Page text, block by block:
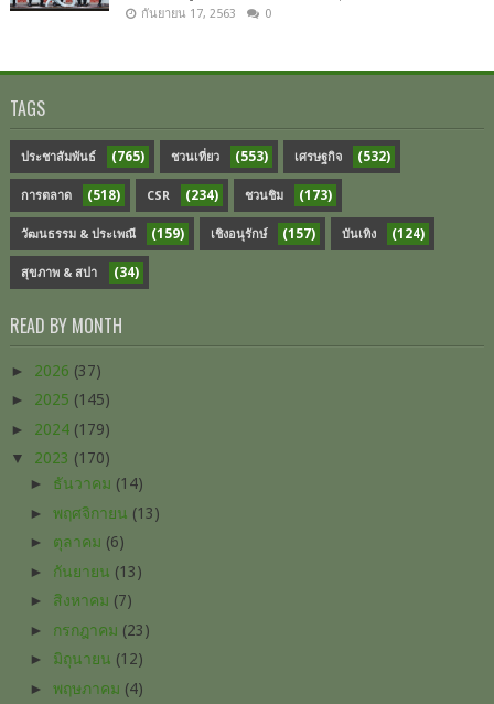
กันยายน 17, 2563 0
TAGS
ประชาสัมพันธ์ (765) ชวนเที่ยว (553) เศรษฐกิจ (532)
การตลาด (518) CSR (234) ชวนชิม (173)
วัฒนธรรม & ประเพณี (159) เชิงอนุรักษ์ (157) บันเทิง (124)
สุขภาพ & สปา (34)
READ BY MONTH
► 2026 (37)
► 2025 (145)
► 2024 (179)
▼ 2023 (170)
► ธันวาคม (14)
► พฤศจิกายน (13)
► ตุลาคม (6)
► กันยายน (13)
► สิงหาคม (7)
► กรกฎาคม (23)
► มิถุนายน (12)
► พฤษภาคม (4)